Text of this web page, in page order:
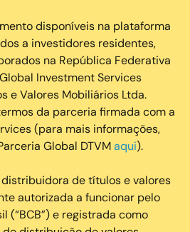
disponíveis na plataforma
a investidores residentes,
na República Federativa
Investment Services
e Valores Mobiliários Ltda.
da parceria firmada com a
(para mais informações,
Global DTVMaqui).
distribuidora de títulos e valores
autorizada a funcionar pelo
(“BCB”) e registrada como